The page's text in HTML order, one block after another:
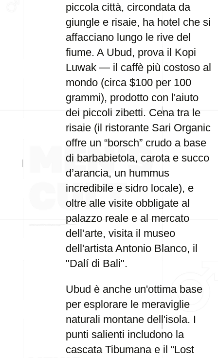
piccola città, circondata da
giungle e risaie, ha hotel che si
affacciano lungo le rive del
fiume. A Ubud, prova il Kopi
Luwak — il caffè più costoso al
mondo (circa $100 per 100
grammi), prodotto con l'aiuto
dei piccoli zibetti. Cena tra le
risaie (il ristorante Sari Organic
offre un “borsch” crudo a base
di barbabietola, carota e succo
d’arancia, un hummus
incredibile e sidro locale), e
oltre alle visite obbligate al
palazzo reale e al mercato
dell’arte, visita il museo
dell'artista Antonio Blanco, il
"Dalí di Bali".
Ubud è anche un'ottima base
per esplorare le meraviglie
naturali montane dell'isola. I
punti salienti includono la
cascata Tibumana e il “Lost